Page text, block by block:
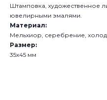
Штамповка, художественное
ювелирными эмалями.
Материал:
Мельхиор, серебрение,
Размер:
35х45 мм